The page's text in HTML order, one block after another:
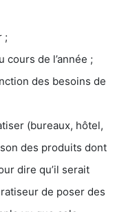
;
cours de l’année ;
des besoins de
(bureaux, hôtel,
des produits dont
dire qu’il serait
de poser des